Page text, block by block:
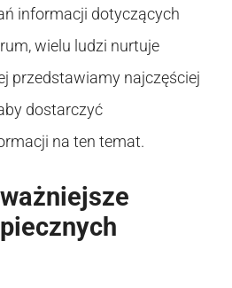
informacji dotyczących
wielu ludzi nurtuje
przedstawiamy najczęściej
dostarczyć
na ten temat.